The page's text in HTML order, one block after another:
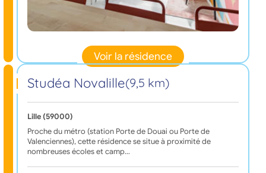
Voir la résidence
Studéa Novalille(9,5 km)
Lille (59000)
Proche du métro (station Porte de Douai ou Porte de
Valenciennes), cette résidence se situe à proximité de
nombreuses écoles et camp…